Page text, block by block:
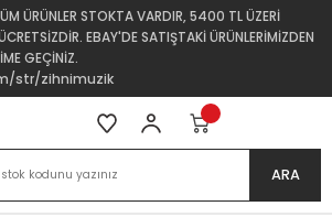
ÜRÜNLER STOKTA VARDIR, 5400 TL ÜZERİ
EBAY'DE SATIŞTAKİ ÜRÜNLERİMİZDEN
GEÇİNİZ.
str/zihnimuzik
ARA